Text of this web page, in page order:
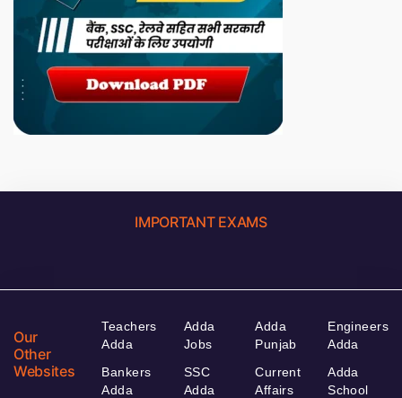
IMPORTANT EXAMS
Our
Other
Websites
Teachers
Adda
Bankers
Adda
Adda
Jobs
SSC
Adda
Adda
Punjab
Current
Affairs
Engineers
Adda
Adda
School